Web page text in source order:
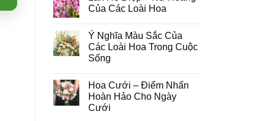
Của Các Loài Hoa
Ý Nghĩa Màu Sắc Của
Các Loài Hoa Trong Cuộc
Sống
Hoa Cưới – Điểm Nhấn
Hoàn Hảo Cho Ngày
Cưới